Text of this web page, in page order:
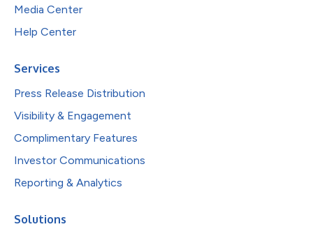
Media Center
Help Center
Services
Press Release Distribution
Visibility & Engagement
Complimentary Features
Investor Communications
Reporting & Analytics
Solutions